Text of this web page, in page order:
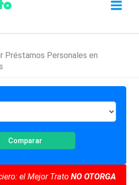
Préstamos Personales en
Comparar
el Mejor Trato NO OTORGA